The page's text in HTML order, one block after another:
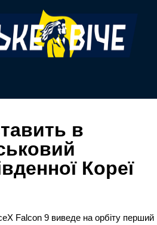
в
Кореї
Falcon 9 виведе на орбіту перший